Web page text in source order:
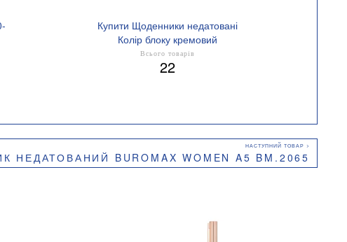
Купити Щоденники недатовані
Колір блоку кремовий
Всього товарів
22
НЕДАТОВАНИЙ BUROMAX WOMEN A5 BM.2065